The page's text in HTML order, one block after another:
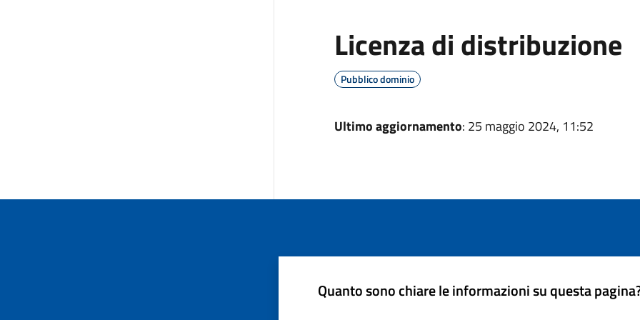
Licenza di distribuzione
Pubblico dominio
Ultimo aggiornamento: 25 maggio 2024, 11:52
Quanto sono chiare le informazioni su questa